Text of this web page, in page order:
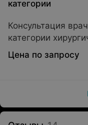
категории
Консультация
категории
Цена по запросу